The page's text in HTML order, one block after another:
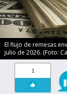
El flujo de remesas
julio de 2026. (Foto:
1